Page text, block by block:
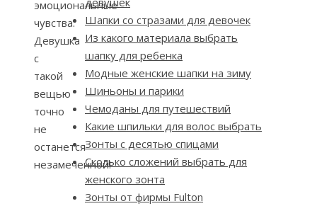
эмоциональные
чувства.
Девушка
с
такой
вещью
точно
не
останется
незамеченной!
Шапки со стразами для девочек
Из какого материала выбрать
шапку для ребенка
Модные женские шапки на зиму
Шиньоны и парики
Чемоданы для путешествий
Какие шпильки для волос выбрать
Зонты с десятью спицами
Сколько сложений выбрать для
женского зонта
Зонты от фирмы Fulton